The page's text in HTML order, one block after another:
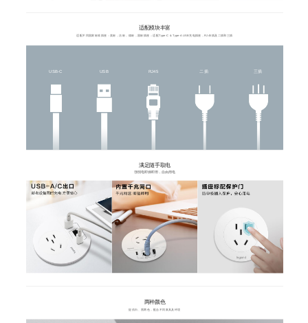
适配模块丰富
适配不同国家标准插座：英标，法标，德标，国标插座；适配Type-C & Type-A USB充电插座，RJ45插及二插和三插
USB-C USB RJ45 二插 三插
满足随手取电
强弱电即插即用，自由用电
两种颜色
提供白、黑两色，配合不同家具及环境